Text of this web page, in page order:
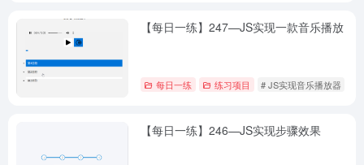
【每日一练】247—JS实现一款音乐播放
每日一练 练习项目 # JS实现音乐播放器
【每日一练】246—JS实现步骤效果